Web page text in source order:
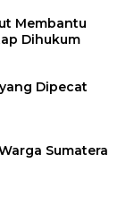
Membantu
Dihukum
Dipecat
Sumatera